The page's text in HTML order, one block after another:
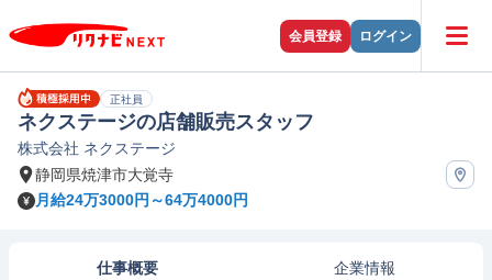
会員登録 ログイン
正社員
ネクステージの店舗販売スタッフ
株式会社 ネクステージ
静岡県焼津市大覚寺
月給24万3000円～64万4000円
仕事概要 企業情報